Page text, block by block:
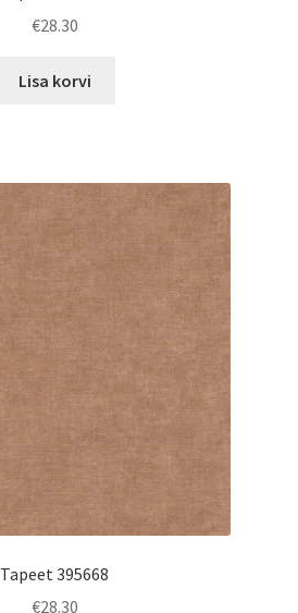
€28.30
Lisa korvi
Tapeet 395668
€28.30